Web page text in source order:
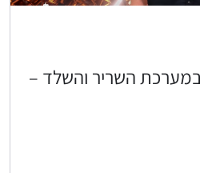
השריר והשלד –